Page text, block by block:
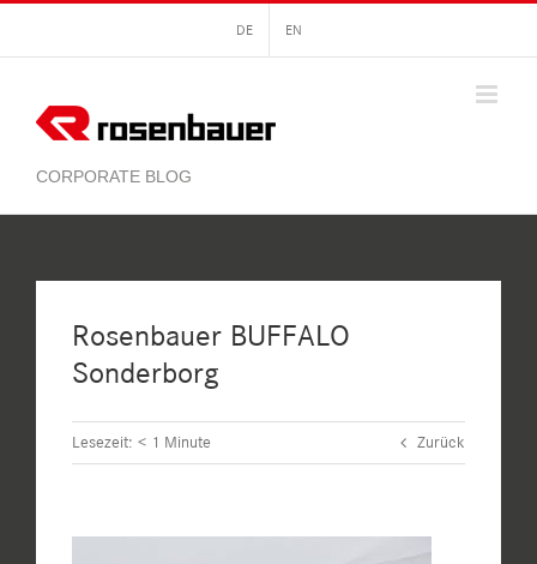
springen
DE EN
Rosenbauer BUFFALO
Sonderborg
Lesezeit: < 1 Minute Zurück